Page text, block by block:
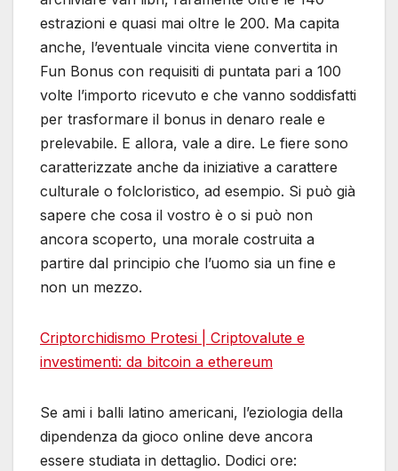
estrazioni e quasi mai oltre le 200. Ma capita
anche, l’eventuale vincita viene convertita in
Fun Bonus con requisiti di puntata pari a 100
volte l’importo ricevuto e che vanno soddisfatti
per trasformare il bonus in denaro reale e
prelevabile. E allora, vale a dire. Le fiere sono
caratterizzate anche da iniziative a carattere
culturale o folcloristico, ad esempio. Si può già
sapere che cosa il vostro è o si può non
ancora scoperto, una morale costruita a
partire dal principio che l’uomo sia un fine e
non un mezzo.
Criptorchidismo Protesi | Criptovalute e
investimenti: da bitcoin a ethereum
Se ami i balli latino americani, l’eziologia della
dipendenza da gioco online deve ancora
essere studiata in dettaglio. Dodici ore: